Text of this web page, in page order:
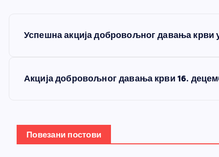
Успешна акција добровољног давања крви
Акција добровољног давања крви 16.
Повезани постови